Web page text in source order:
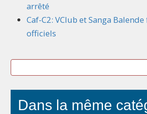
arrêté
Caf-C2: VClub et Sanga
officiels
Dans la même